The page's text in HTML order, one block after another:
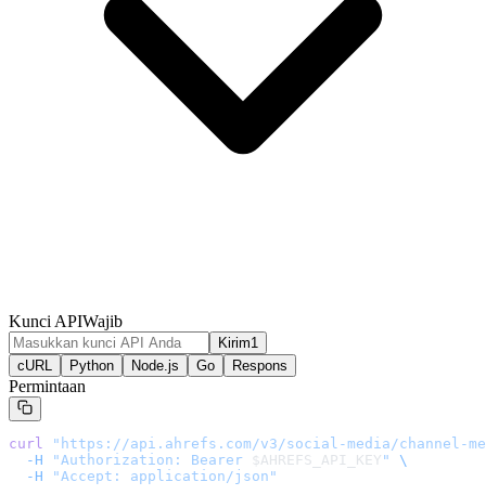
Kunci APIWajib
Kirim1
cURL
Python Node.js Go Respons
Permintaan
curl " https://api.ahrefs.com/v3/social-media/channel-
  -H
"Authorization: Bearer $AHREFS_API_KEY "
\
  -H
"Accept: application/json"